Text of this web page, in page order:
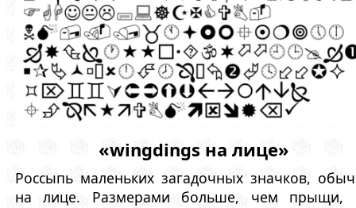
«wingdings на лице»
Россыпь маленьких загадочных значков,
на лице. Размерами больше, чем прыщи,